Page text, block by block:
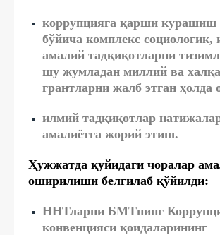
коррупцияга қарши курашиш
бўйича комплекс социологик,
амалий тадқиқотларни
шу жумладан миллий ва
грантларни жалб этган ҳолда
илмий тадқиқотлар
амалиётга жорий этиш.
Ҳужжатда қуйидаги чоралар
оширилиши белгилаб қўйилди:
ННТларни БМТнинг
конвенцияси қоидаларининг